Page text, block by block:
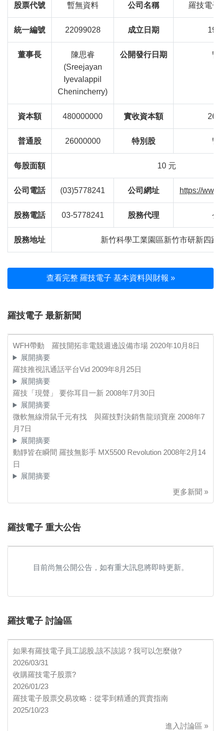
股票代號 暫無資料 公司名稱 羅技電
統一編號 22099028 成立日期
董事長
陳思睿
(Sreejayan
Iyevalappil
Chenincherry)
公開發行日期
資本額 480000000 實收資本額
普通股 26000000 特別股
每股面額 10 元
公司電話 (03)5778241 公司網址 https://
股務電話 03-5778241 股務代理
股務地址 新竹科學工業園區新竹市研新四路
查看完整 羅技電子 基本資料與財報 »
羅技電子 最新新聞
WFH帶動 羅技開拓非電競週邊設備市場 2020年10月8日
展開摘要
羅技推視訊通話平台Vid 2009年8月25日
展開摘要
羅技「現聲」 要你耳目一新 2008年7月30日
展開摘要
微軟無線滑鼠千元有找 與羅技對決銷售龍頭寶座 2008年7
月7日
展開摘要
動靜皆在瞬間 羅技無影手 MX5500 Revolution 2008年2月14
日
展開摘要
更多新聞 »
羅技電子 重大公告
目前尚無公開公告，如有重大訊息將即時更新。
羅技電子 討論區
如果有羅技電子員工認股,該不該認？我可以怎麼做?
2026/03/31
收購羅技電子股票?
2026/01/23
羅技電子股票交易攻略：從零到精通的買賣指南
2025/10/23
進入討論區 »